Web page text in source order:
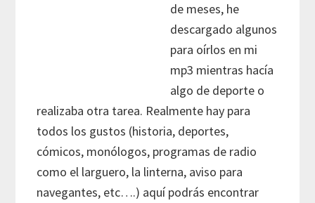
de meses, he
descargado algunos
para oírlos en mi
mp3 mientras hacía
algo de deporte o
realizaba otra tarea. Realmente hay para
todos los gustos (historia, deportes,
cómicos, monólogos, programas de radio
como el larguero, la linterna, aviso para
navegantes, etc….) aquí podrás encontrar